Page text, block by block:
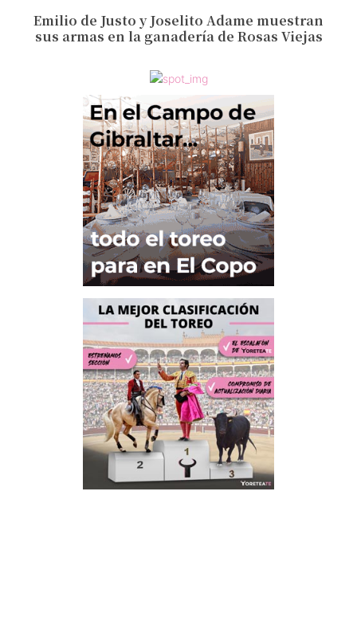
Emilio de Justo y Joselito Adame muestran
sus armas en la ganadería de Rosas Viejas